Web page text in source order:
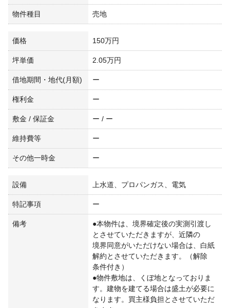
物件種目 売地
価格 150万円
坪単価 2.05万円
借地期間・地代(月額) ー
権利金 ー
敷金 / 保証金 ー / ー
維持費等 ー
その他一時金 ー
設備 上水道、プロパンガス、電気
特記事項 ー
備考
●本物件は、境界確定後の実測引渡し
とさせていただきますが、近隣の
境界同意がいただけない場合は、白紙
解約とさせていただきます。（解除
条件付き）
●物件敷地は、くぼ地となっておりま
す。建物を建てる場合は盛土が必要に
なります。買主様負担とさせていただ